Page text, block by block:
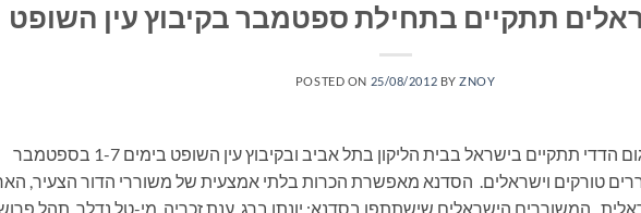
תתקיים בתחילת ספטמבר בקיבוץ עין השופט
POSTED ON 25/08/2012 BYZNOY
הסדנא הבינלאומית לתרגום הדדי תתקיים בישראל בבית הליקון בתל אביב ובקיבוץ עין השופט בימים 1-7 בספטמבר
טורקים וישראלים. הסדנא מאפשרת הכרות בלתי אמצעית של משוררי הדור הצעיר,
המשוררים הישראלים שישתתפו בסדנא: יונתן ברג, ענת זכריה, מי-טל נדלר, תהל